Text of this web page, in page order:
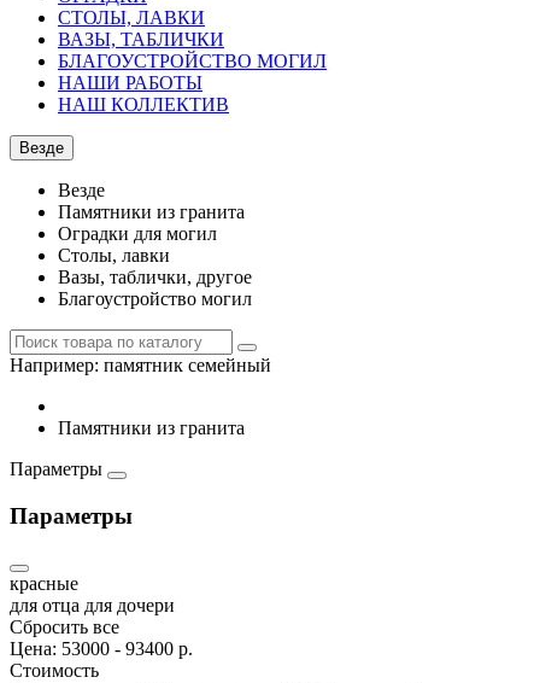
СТОЛЫ, ЛАВКИ
ВАЗЫ, ТАБЛИЧКИ
БЛАГОУСТРОЙСТВО МОГИЛ
НАШИ РАБОТЫ
НАШ КОЛЛЕКТИВ
Везде
Везде
Памятники из гранита
Оградки для могил
Столы, лавки
Вазы, таблички, другое
Благоустройство могил
Например: памятник семейный
Памятники из гранита
Параметры
Параметры
красные
для отца для дочери
Сбросить все
Цена: 53000 - 93400 р.
Стоимость